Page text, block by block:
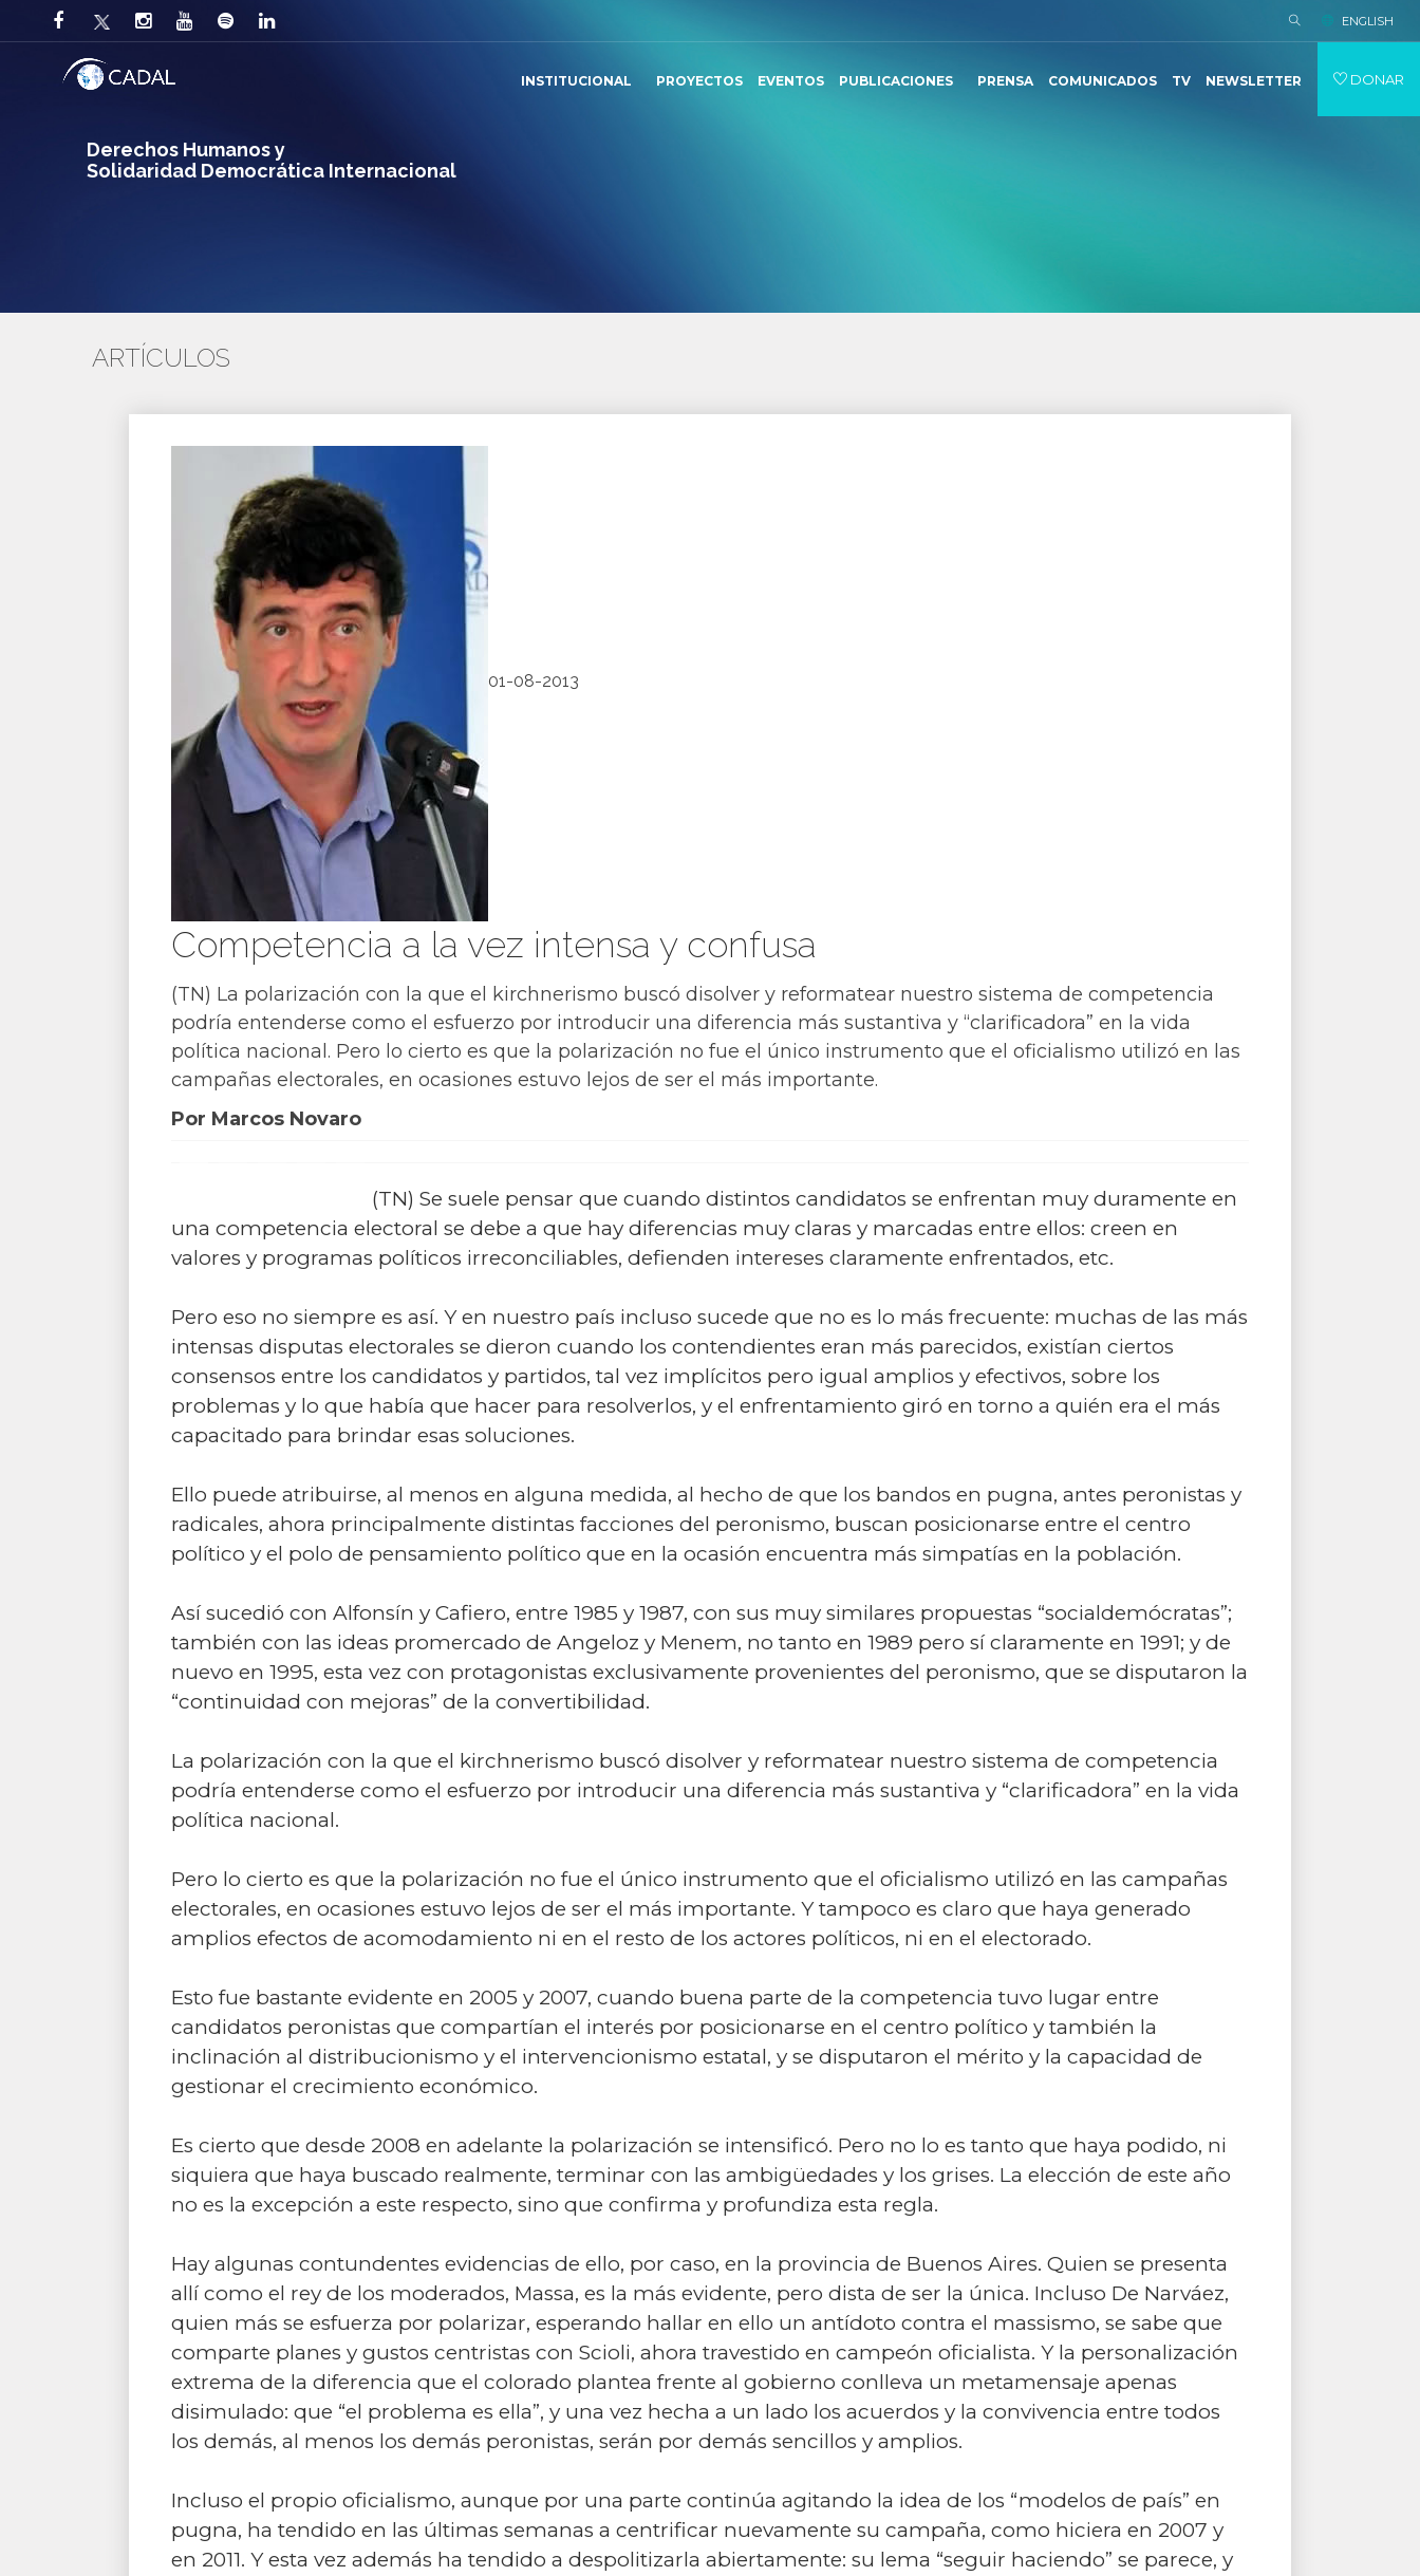
Derechos Humanos y
Solidaridad Democrática Internacional
ENGLISH
INSTITUCIONAL PROYECTOS EVENTOS PUBLICACIONES PRENSA COMUNICADOS TV NEWSLETTER DONAR
ARTÍCULOS
01-08-2013
Competencia a la vez intensa y confusa
(TN) La polarización con la que el kirchnerismo buscó disolver y reformatear nuestro sistema de competencia
podría entenderse como el esfuerzo por introducir una diferencia más sustantiva y “clarificadora” en la vida
política nacional. Pero lo cierto es que la polarización no fue el único instrumento que el oficialismo utilizó en las
campañas electorales, en ocasiones estuvo lejos de ser el más importante.
Por Marcos Novaro
(TN) Se suele pensar que cuando distintos candidatos se enfrentan muy duramente en
una competencia electoral se debe a que hay diferencias muy claras y marcadas entre ellos: creen en
valores y programas políticos irreconciliables, defienden intereses claramente enfrentados, etc.
Pero eso no siempre es así. Y en nuestro país incluso sucede que no es lo más frecuente: muchas de las más
intensas disputas electorales se dieron cuando los contendientes eran más parecidos, existían ciertos
consensos entre los candidatos y partidos, tal vez implícitos pero igual amplios y efectivos, sobre los
problemas y lo que había que hacer para resolverlos, y el enfrentamiento giró en torno a quién era el más
capacitado para brindar esas soluciones.
Ello puede atribuirse, al menos en alguna medida, al hecho de que los bandos en pugna, antes peronistas y
radicales, ahora principalmente distintas facciones del peronismo, buscan posicionarse entre el centro
político y el polo de pensamiento político que en la ocasión encuentra más simpatías en la población.
Así sucedió con Alfonsín y Cafiero, entre 1985 y 1987, con sus muy similares propuestas “socialdemócratas”;
también con las ideas promercado de Angeloz y Menem, no tanto en 1989 pero sí claramente en 1991; y de
nuevo en 1995, esta vez con protagonistas exclusivamente provenientes del peronismo, que se disputaron la
“continuidad con mejoras” de la convertibilidad.
La polarización con la que el kirchnerismo buscó disolver y reformatear nuestro sistema de competencia
podría entenderse como el esfuerzo por introducir una diferencia más sustantiva y “clarificadora” en la vida
política nacional.
Pero lo cierto es que la polarización no fue el único instrumento que el oficialismo utilizó en las campañas
electorales, en ocasiones estuvo lejos de ser el más importante. Y tampoco es claro que haya generado
amplios efectos de acomodamiento ni en el resto de los actores políticos, ni en el electorado.
Esto fue bastante evidente en 2005 y 2007, cuando buena parte de la competencia tuvo lugar entre
candidatos peronistas que compartían el interés por posicionarse en el centro político y también la
inclinación al distribucionismo y el intervencionismo estatal, y se disputaron el mérito y la capacidad de
gestionar el crecimiento económico.
Es cierto que desde 2008 en adelante la polarización se intensificó. Pero no lo es tanto que haya podido, ni
siquiera que haya buscado realmente, terminar con las ambigüedades y los grises. La elección de este año
no es la excepción a este respecto, sino que confirma y profundiza esta regla.
Hay algunas contundentes evidencias de ello, por caso, en la provincia de Buenos Aires. Quien se presenta
allí como el rey de los moderados, Massa, es la más evidente, pero dista de ser la única. Incluso De Narváez,
quien más se esfuerza por polarizar, esperando hallar en ello un antídoto contra el massismo, se sabe que
comparte planes y gustos centristas con Scioli, ahora travestido en campeón oficialista. Y la personalización
extrema de la diferencia que el colorado plantea frente al gobierno conlleva un metamensaje apenas
disimulado: que “el problema es ella”, y una vez hecha a un lado los acuerdos y la convivencia entre todos
los demás, al menos los demás peronistas, serán por demás sencillos y amplios.
Incluso el propio oficialismo, aunque por una parte continúa agitando la idea de los “modelos de país” en
pugna, ha tendido en las últimas semanas a centrificar nuevamente su campaña, como hiciera en 2007 y
en 2011. Y esta vez además ha tendido a despolitizarla abiertamente: su lema “seguir haciendo” se parece, y